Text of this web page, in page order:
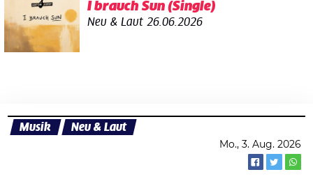
I brauch Sun (Single)
Neu & Laut 26.06.2026
Musik Neu & Laut
Mo., 3. Aug. 2026